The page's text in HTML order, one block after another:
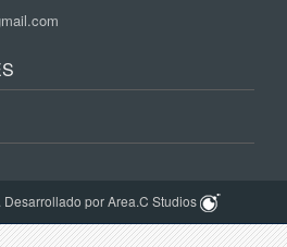
por Area.C Studios